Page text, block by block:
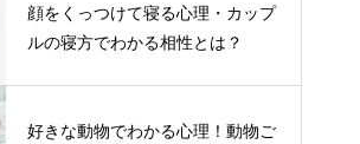
顔をくっつけて寝る心理・カップ
ルの寝方でわかる相性とは？
好きな動物でわかる心理！動物ご